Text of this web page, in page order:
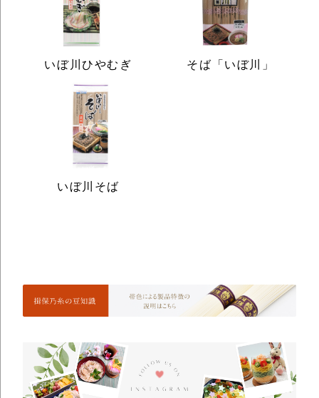
いぼ川ひやむぎ そば「いぼ川」
いぼ川そば